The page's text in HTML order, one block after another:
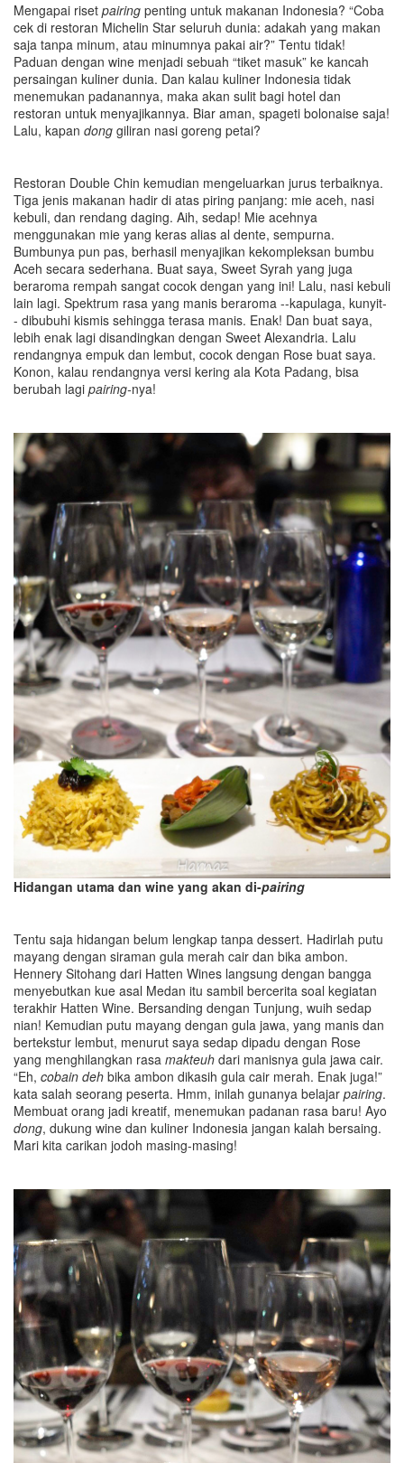
Mengapai riset pairing penting untuk makanan Indonesia? “Coba
cek di restoran Michelin Star seluruh dunia: adakah yang makan
saja tanpa minum, atau minumnya pakai air?” Tentu tidak!
Paduan dengan wine menjadi sebuah “tiket masuk” ke kancah
persaingan kuliner dunia. Dan kalau kuliner Indonesia tidak
menemukan padanannya, maka akan sulit bagi hotel dan
restoran untuk menyajikannya. Biar aman, spageti bolonaise saja!
Lalu, kapan dong giliran nasi goreng petai?
Restoran Double Chin kemudian mengeluarkan jurus terbaiknya.
Tiga jenis makanan hadir di atas piring panjang: mie aceh, nasi
kebuli, dan rendang daging. Aih, sedap! Mie acehnya
menggunakan mie yang keras alias al dente, sempurna.
Bumbunya pun pas, berhasil menyajikan kekompleksan bumbu
Aceh secara sederhana. Buat saya, Sweet Syrah yang juga
beraroma rempah sangat cocok dengan yang ini! Lalu, nasi kebuli
lain lagi. Spektrum rasa yang manis beraroma --kapulaga, kunyit-
- dibubuhi kismis sehingga terasa manis. Enak! Dan buat saya,
lebih enak lagi disandingkan dengan Sweet Alexandria. Lalu
rendangnya empuk dan lembut, cocok dengan Rose buat saya.
Konon, kalau rendangnya versi kering ala Kota Padang, bisa
berubah lagi pairing-nya!
Hidangan utama dan wine yang akan di-pairing
Tentu saja hidangan belum lengkap tanpa dessert. Hadirlah putu
mayang dengan siraman gula merah cair dan bika ambon.
Hennery Sitohang dari Hatten Wines langsung dengan bangga
menyebutkan kue asal Medan itu sambil bercerita soal kegiatan
terakhir Hatten Wine. Bersanding dengan Tunjung, wuih sedap
nian! Kemudian putu mayang dengan gula jawa, yang manis dan
bertekstur lembut, menurut saya sedap dipadu dengan Rose
yang menghilangkan rasa makteuh dari manisnya gula jawa cair.
“Eh, cobain deh bika ambon dikasih gula cair merah. Enak juga!”
kata salah seorang peserta. Hmm, inilah gunanya belajar pairing.
Membuat orang jadi kreatif, menemukan padanan rasa baru! Ayo
dong, dukung wine dan kuliner Indonesia jangan kalah bersaing.
Mari kita carikan jodoh masing-masing!